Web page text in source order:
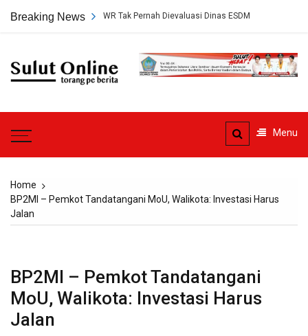
Breaking News
PT HWR Tak Pernah Dievaluasi Dinas ESDM
Sulut
Menu
Home
BP2MI – Pemkot Tandatangani MoU, Walikota: Investasi Harus
Jalan
BP2MI – Pemkot Tandatangani
MoU, Walikota: Investasi Harus
Jalan